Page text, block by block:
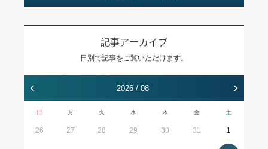
記事アーカイブ
日別で記事をご覧いただけます。
‹ 2026 / 08 ›
日 月 火 水 木 金 土
26 27 28 29 30 31 1